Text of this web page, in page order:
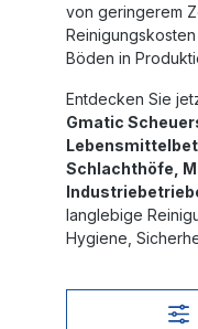
von geringerem
Böden in
Entdecken Sie
Gmatic
Schlachthöfe,
langlebige
Hygiene,